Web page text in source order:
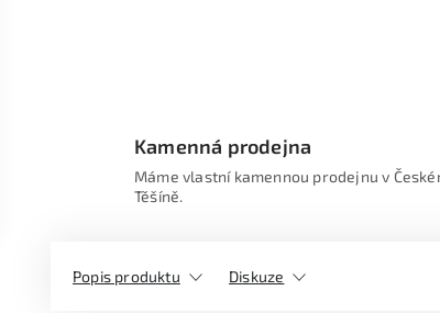
Kamenná prodejna
Máme vlastní kamennou prodejnu v
Těšíně.
Popis produktu Diskuze